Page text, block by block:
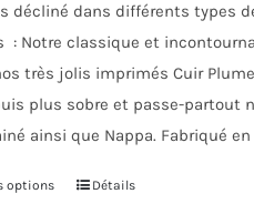
décliné dans différents types
: Notre classique et
très jolis imprimés Cuir
plus sobre et passe-partout
ainsi que Nappa. Fabriqué
options
CeDétails